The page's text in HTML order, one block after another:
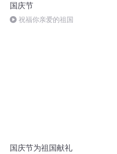
国庆节
祝福你亲爱的祖国
国庆节为祖国献礼